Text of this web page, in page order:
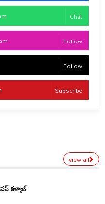
Chat
Follow
Follow
Subscribe
view all
కళ్యాణ్